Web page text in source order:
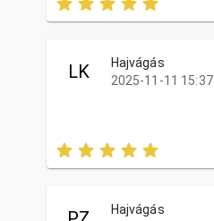
LK
Hajvágás
2025-11-11 15:37
Hajvágás